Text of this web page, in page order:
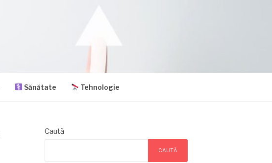
Sănătate Tehnologie
Caută
CAUTĂ